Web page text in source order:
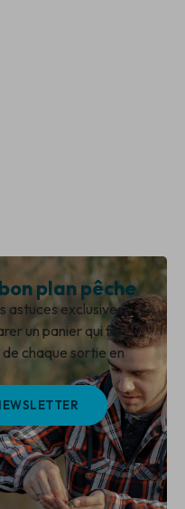
plan pêche
astuces exclusives
un panier qui fait
chaque sortie en